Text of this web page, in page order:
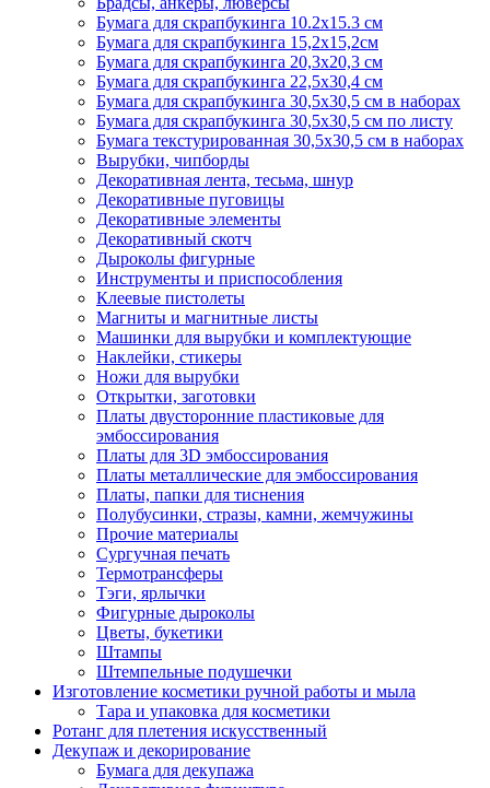
Бумага для скрапбукинга 10.2х15.3 см
Бумага для скрапбукинга 15,2х15,2см
Бумага для скрапбукинга 20,3х20,3 см
Бумага для скрапбукинга 22,5х30,4 см
Бумага для скрапбукинга 30,5х30,5 см в наборах
Бумага для скрапбукинга 30,5х30,5 см по листу
Бумага текстурированная 30,5х30,5 см в наборах
Вырубки, чипборды
Декоративная лента, тесьма, шнур
Декоративные пуговицы
Декоративные элементы
Декоративный скотч
Дыроколы фигурные
Инструменты и приспособления
Клеевые пистолеты
Магниты и магнитные листы
Машинки для вырубки и комплектующие
Наклейки, стикеры
Ножи для вырубки
Открытки, заготовки
Платы двусторонние пластиковые для
эмбоссирования
Платы для 3D эмбоссирования
Платы металлические для эмбоссирования
Платы, папки для тиснения
Полубусинки, стразы, камни, жемчужины
Прочие материалы
Сургучная печать
Термотрансферы
Тэги, ярлычки
Фигурные дыроколы
Цветы, букетики
Штампы
Штемпельные подушечки
Изготовление косметики ручной работы и мыла
Тара и упаковка для косметики
Ротанг для плетения искусственный
Декупаж и декорирование
Бумага для декупажа